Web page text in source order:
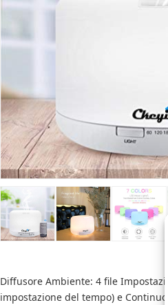
Diffusore Ambiente: 4 file
impostazione del tempo) e